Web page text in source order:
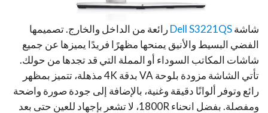
شاشةDell S3221QSرائعة من الداخل والخارج. تصميمها
الفضي البسيط والأنيق يمنحها مظهرًا فريدًا يميزها عن جميع
شاشات المكاتب السوداء أو المملة التي قد تجدها من حولك.
تأتي الشاشة مزودة بلوحة VA بدقة 4K مذهلة، تتميز بمظهر
رائع وتوفر ألوانًا دقيقة وغنية، بالإضافة إلى جودة صورة واضحة
ومفصلة. بفضل انحناء 1800R، لا تشعر بإجهاد للعين حتى بعد